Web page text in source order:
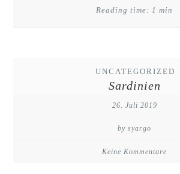
Reading time: 1 min
UNCATEGORIZED
Sardinien
26. Juli 2019
by syargo
Keine Kommentare